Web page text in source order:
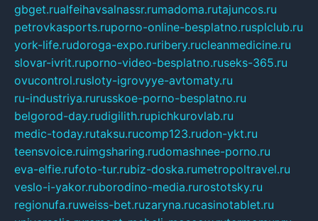
gbget.rualfeihavsalnassr.rumadoma.rutajuncos.ru
petrovkasports.ruporno-online-besplatno.rusplclub.ru
york-life.rudoroga-expo.ruribery.rucleanmedicine.ru
slovar-ivrit.ruporno-video-besplatno.ruseks-365.ru
ovucontrol.rusloty-igrovyye-avtomaty.ru
ru-industriya.rurusskoe-porno-besplatno.ru
belgorod-day.rudigilith.rupichkurovlab.ru
medic-today.rutaksu.rucomp123.rudon-ykt.ru
teensvoice.ruimgsharing.rudomashnee-porno.ru
eva-elfie.rufoto-tur.rubiz-doska.rumetropoltravel.ru
veslo-i-yakor.ruborodino-media.rurostotsky.ru
regionufa.ruweiss-bet.ruzaryna.rucasinotablet.ru